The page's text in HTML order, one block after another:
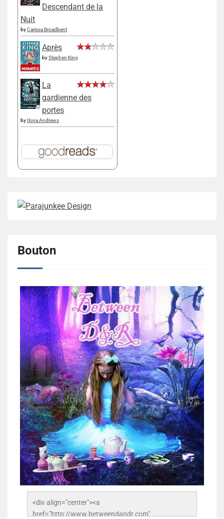
Descendant de la
Nuit
byCarissa Broadbent
Après
byStephen King
La
gardienne des
portes
by Ilona Andrews
Bouton
<div align="center"><a
href="http://www.betweendandr.com"